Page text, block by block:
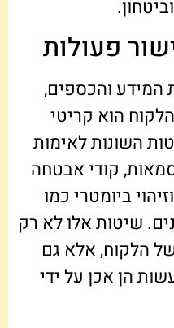
פעולות
והכספים,
הוא קריטי
השונות לאימות
קודי אבטחה
ביומטרי כמו
שיטות אלו לא רק
הלקוח, אלא גם
הן אכן על ידי